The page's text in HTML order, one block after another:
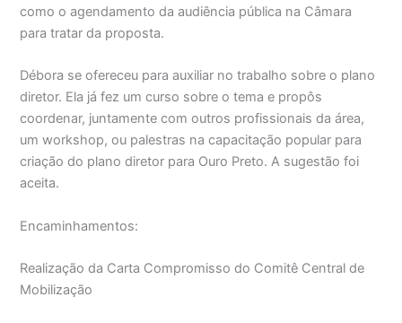
como o agendamento da audiência pública na Câmara
para tratar da proposta.
Débora se ofereceu para auxiliar no trabalho sobre o plano
diretor. Ela já fez um curso sobre o tema e propôs
coordenar, juntamente com outros profissionais da área,
um workshop, ou palestras na capacitação popular para
criação do plano diretor para Ouro Preto. A sugestão foi
aceita.
Encaminhamentos:
Realização da Carta Compromisso do Comitê Central de
Mobilização